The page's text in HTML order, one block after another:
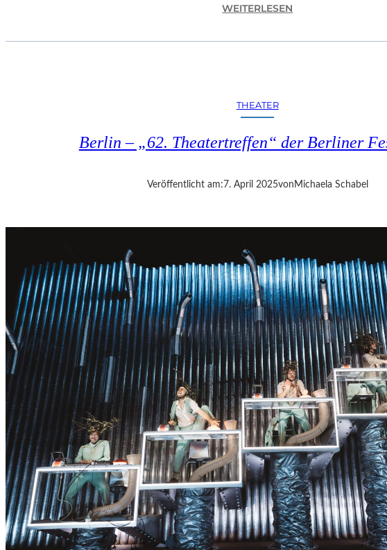
WEITERLESEN
L
A
B
R
K
O
N
N
T
E
E
S
N
I
C
H
T
W
E
R
D
E
THEATER
Berlin – „62. Theatertreffen“ der Berliner
Veröffentlicht am: 7. April 2025von Michaela Schabel